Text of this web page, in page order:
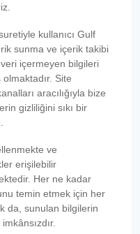
kullanıcı Gulf
sunma ve içerik takibi
içermeyen bilgileri
Site
aracılığıyla bize
gizliliğini sıkı bir
ve
erişilebilir
Her ne kadar
temin etmek için her
da, sunulan bilgilerin